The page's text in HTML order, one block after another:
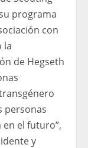
programa
con
la
de Hegseth
personas
el futuro”,
y